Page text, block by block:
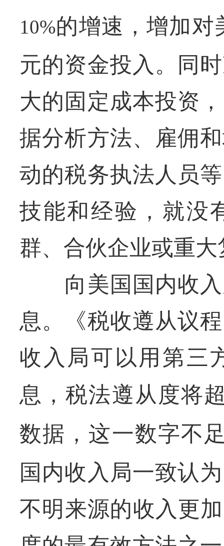
10%的增速，增加对
元的资金投入。同
大的固定成本投资
据分析方法、雇佣
动的税务执法人员
技能和经验，就没
群、合伙企业或重
向美国国内收入
息。《税收遵从议
收入局可以用第三
息，税法遵从度将
数据，这一数字不
国内收入局一致认
不明来源的收入更